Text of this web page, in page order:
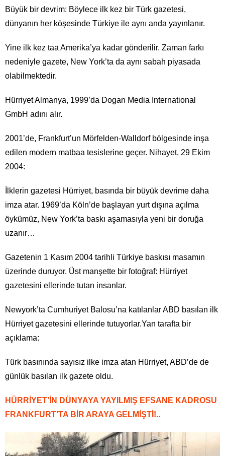
Büyük bir devrim: Böylece ilk kez bir Türk gazetesi,
dünyanın her köşesinde Türkiye ile aynı anda yayınlanır.
Yine ilk kez taa Amerika’ya kadar gönderilir. Zaman farkı
nedeniyle gazete, New York’ta da aynı sabah piyasada
olabilmektedir.
Hürriyet Almanya, 1999’da Dogan Media International
GmbH adını alır.
2001’de, Frankfurt’un Mörfelden-Walldorf bölgesinde inşa
edilen modern matbaa tesislerine geçer. Nihayet, 29 Ekim
2004:
İlklerin gazetesi Hürriyet, basında bir büyük devrime daha
imza atar. 1969’da Köln’de başlayan yurt dışına açılma
öykümüz, New York’ta baskı aşamasıyla yeni bir doruğa
uzanır…
Gazetenin 1 Kasım 2004 tarihli Türkiye baskısı masamın
üzerinde duruyor. Üst manşette bir fotoğraf: Hürriyet
gazetesini ellerinde tutan insanlar.
Newyork’ta Cumhuriyet Balosu’na katılanlar ABD basılan ilk
Hürriyet gazetesini ellerinde tutuyorlar.Yan tarafta bir
açıklama:
Türk basınında sayısız ilke imza atan Hürriyet, ABD’de de
günlük basılan ilk gazete oldu.
HÜRRİYET’İN DÜNYAYA YAYILMIŞ EFSANE KADROSU
FRANKFURT’TA BİR ARAYA GELMİŞTİ!..